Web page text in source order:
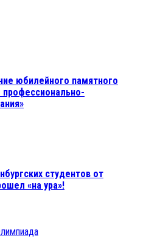
юбилейного памятного
профессионально-
студентов от
«на ура»!